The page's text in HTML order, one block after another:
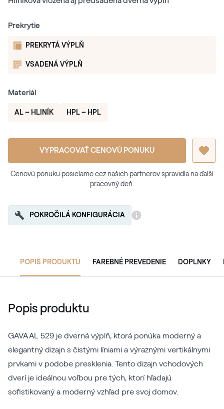
Prekrytie
PREKRYTÁ VÝPLŇ
VSADENÁ VÝPLŇ
Materiál
AL – HLINÍK HPL – HPL
VYPRACOVAŤ CENOVÚ PONUKU
Cenovú ponuku posielame cez našich partnerov spravidla na ďalší
pracovný deň.
POKROČILÁ KONFIGURÁCIA
POPIS PRODUKTU FAREBNÉ PREVEDENIE DOPLNKY
Popis produktu
GAVA AL 529 je dverná výplň, ktorá ponúka moderný a
elegantný dizajn s čistými líniami a výraznými vertikálnymi
prvkami v podobe presklenia. Tento dizajn vchodových
dverí je ideálnou voľbou pre tých, ktorí hľadajú
sofistikovaný a moderný vzhľad pre svoj domov.